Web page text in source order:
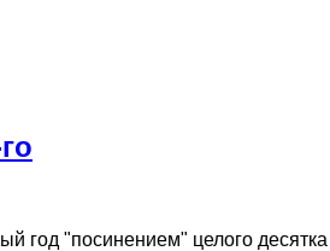
год "посинением" целого